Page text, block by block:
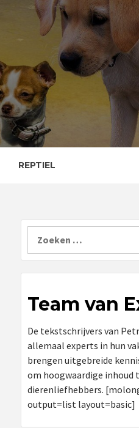
REPTIEL
Team van
De tekstschrijvers van
allemaal experts in hun
brengen uitgebreide
om hoogwaardige inhoud
dierenliefhebbers.
output=list layout=basic]